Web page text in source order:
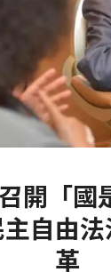
開「國
自由
革